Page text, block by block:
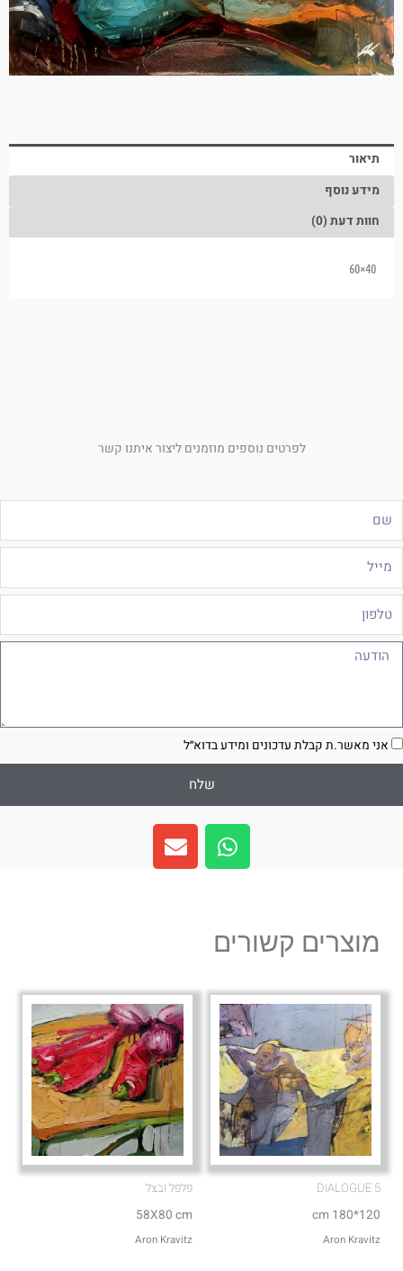
תיאור
מידע נוסף
חוות דעת (0)
40×60
לפרטים נוספים מוזמנים ליצור איתנו קשר
אני מאשר.ת קבלת עדכונים ומידע בדוא״ל
שלח
W
h
a
a
p
E
n
v
e
מוצרים קשורים
DIALOGUE 5
120*180 cm
Aron Kravitz
פלפל ובצל
58X80 cm
Aron Kravitz